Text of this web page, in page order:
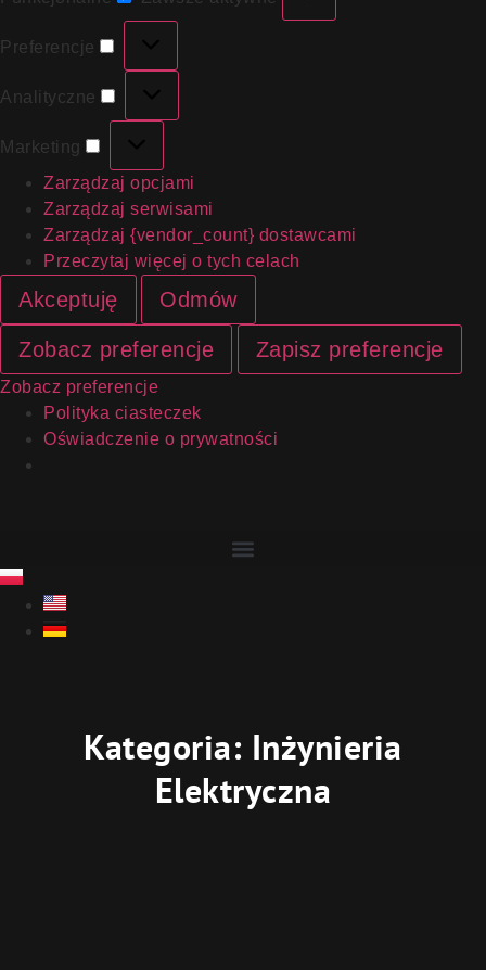
Preferencje
Analityczne
Marketing
Zarządzaj opcjami
Zarządzaj serwisami
Zarządzaj {vendor_count} dostawcami
Przeczytaj więcej o tych celach
Akceptuję Odmów
Zobacz preferencje Zapisz preferencje
Zobacz preferencje
Polityka ciasteczek
Oświadczenie o prywatności
Kategoria: Inżynieria
Elektryczna